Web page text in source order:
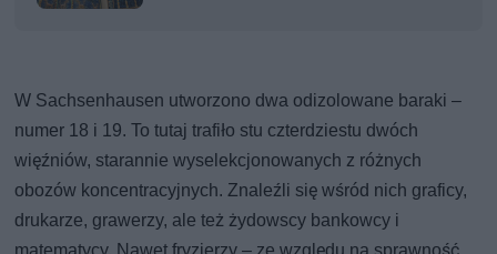
W Sachsenhausen utworzono dwa odizolowane baraki –
numer 18 i 19. To tutaj trafiło stu czterdziestu dwóch
więźniów, starannie wyselekcjonowanych z różnych
obozów koncentracyjnych. Znaleźli się wśród nich graficy,
drukarze, grawerzy, ale też żydowscy bankowcy i
matematycy. Nawet fryzjerzy – ze względu na sprawność